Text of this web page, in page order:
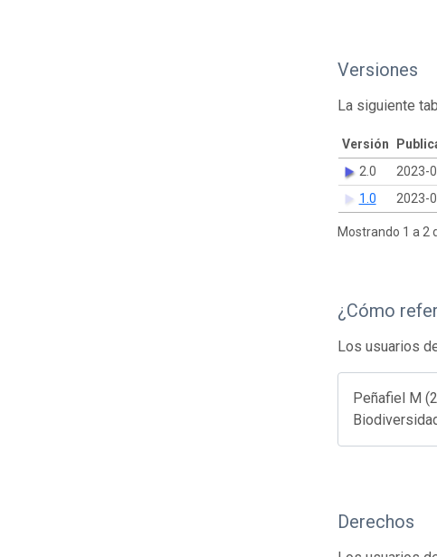
Versiones
La siguiente
Versión
2.0
2023-
1.0
2023-
Mostrando 1 a 2
¿Cómo
Los usuarios
Peñafiel M
Derechos